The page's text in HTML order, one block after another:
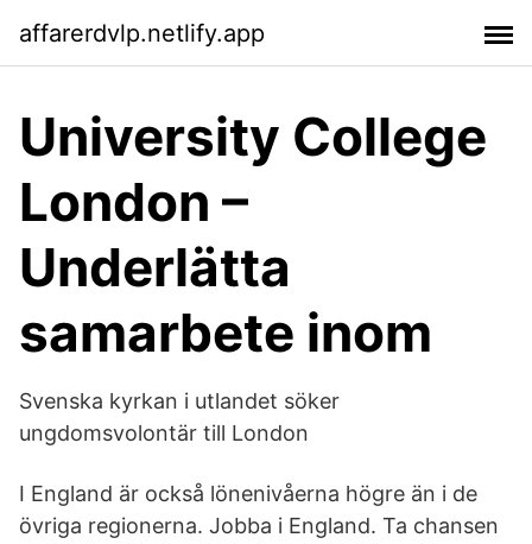
affarerdvlp.netlify.app
University College
London –
Underlätta
samarbete inom
Svenska kyrkan i utlandet söker
ungdomsvolontär till London
I England är också lönenivåerna högre än i de
övriga regionerna. Jobba i England. Ta chansen